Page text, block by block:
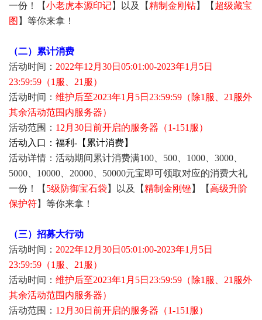
一份！【小老虎本源印记】以及【精制金刚钻】【 超级藏宝
图 】等你来拿！
（二）累计消费
活动时间： 2022年12月30日05:01:00-2023年1月5日
23:59:59（1服、21服）
活动时间： 维护后至2023年1月5日23:59:59（除1服、21服外
其余活动范围内服务器）
活动范围： 12月30日前开启的服务器（1-151服）
活动入口：福利-【累计消费】
活动详情：活动期间累计消费满100、500、1000、3000、
5000、10000、20000、50000元宝即可领取对应的消费大礼
一份！【 5级防御宝石袋 】以及【精制金刚锉 】【高级升阶
保护符】等你来拿！
（三）招募大行动
活动时间： 2022年12月30日05:01:00-2023年1月5日
23:59:59（1服、21服）
活动时间： 维护后至2023年1月5日23:59:59（除1服、21服外
其余活动范围内服务器）
活动范围： 12月30日前开启的服务器（1-151服）